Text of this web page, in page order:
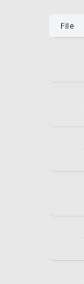
File